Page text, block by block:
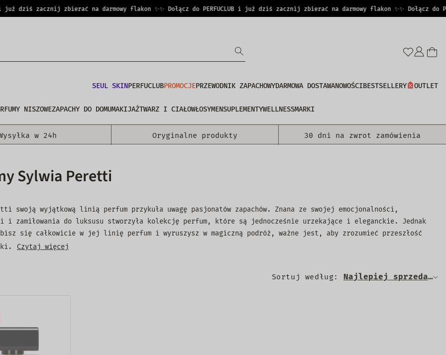
już dziś zacznij zbierać na darmowy flakon ✨✨ Dołącz do PERFUCLUB i już dziś zacznij zbierać na darmowy flakon ✨✨ Dołącz do
SEUL SKINPERFUCLUBPROMOCJEPRZEWODNIK ZAPACHOWYDARMOWA DOSTAWANOWOŚCIBESTSELLERY OUTLET
NISZOWEZAPACHY DO DOMUMAKIJAŻTWARZ I CIAŁOWŁOSYMENSUPLEMENTYWELLNESSMARKI
w 24h Oryginalne produkty 30 dni na zwrot zamówienia
Sylwia Peretti
swoją wyjątkową linią perfum przykuła uwagę pasjonatów zapachów. Znana ze swojej emocjonalności,
i zamiłowania do luksusu stworzyła kolekcję perfum, które są jednocześnie urzekające i eleganckie. Jednak
się całkowicie w jej linię perfum i wyruszysz w magiczną podróż, ważne jest, aby zrozumieć przeszłość
Czytaj więcej
Sortuj według: